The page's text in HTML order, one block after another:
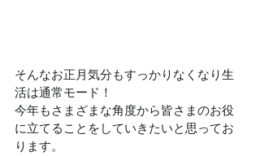
そんなお正月気分もすっかりなくなり生
活は通常モード！
今年もさまざまな角度から皆さまのお役
に立てることをしていきたいと思ってお
ります。